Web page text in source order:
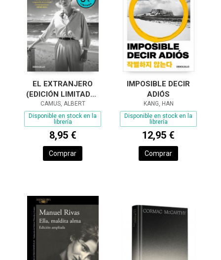
EL EXTRANJERO
(EDICIÓN LIMITADA ·
VERANO)
CAMUS, ALBERT
Disponible en stock en la
librería
8,95 €
Comprar
IMPOSIBLE DECIR
ADIÓS
KANG, HAN
Disponible en stock en la
librería
12,95 €
Comprar